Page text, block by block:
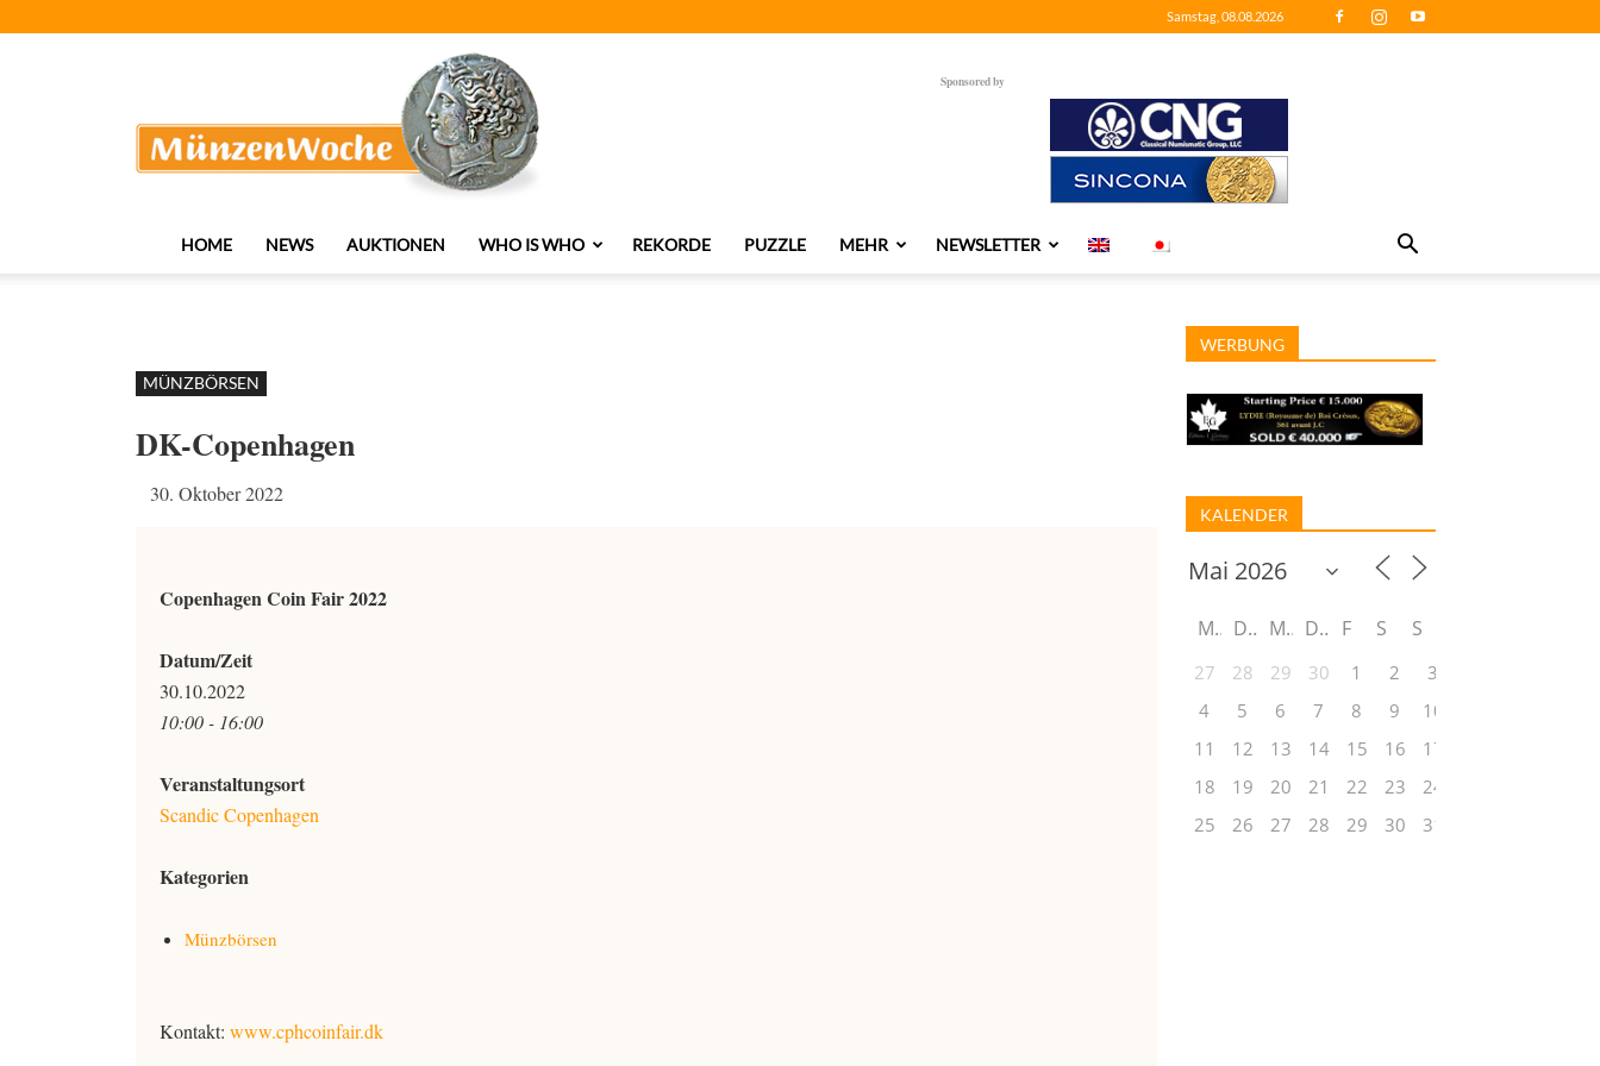
Samstag, 08.08.2026
Sponsored by
HOME NEWS AUKTIONEN WHO IS WHO REKORDE PUZZLE MEHR NEWSLETTER
MÜNZBÖRSEN
DK-Copenhagen
30. Oktober 2022
Copenhagen Coin Fair 2022
Datum/Zeit
30.10.2022
10:00 - 16:00
Veranstaltungsort
Scandic Copenhagen
Kategorien
Münzbörsen
Kontakt: www.cphcoinfair.dk
WERBUNG
KALENDER
M D M D F S S
27 28 29 30 1 2
3
4
5 6 7 8 9
10
11
12 13 14 15 16
17
18
19 20 21 22 23
24
25
26 27 28 29 30 31